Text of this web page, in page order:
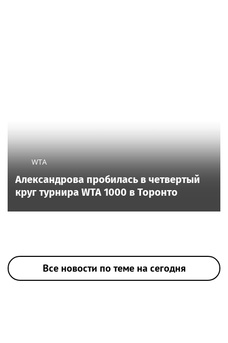
WTA
Александрова пробилась в четвертый
круг турнира WTA 1000 в Торонто
Все новости по теме на сегодня